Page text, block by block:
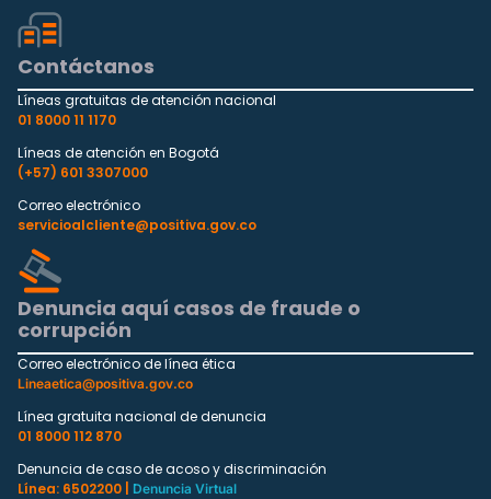
Contáctanos
Líneas gratuitas de atención nacional
01 8000 11 1170
Líneas de atención en Bogotá
(+57) 601 3307000
Correo electrónico
servicioalcliente@positiva.gov.co
Denuncia aquí casos de fraude o
corrupción
Correo electrónico de línea ética
Lineaetica@positiva.gov.co
Línea gratuita nacional de denuncia
01 8000 112 870
Denuncia de caso de acoso y discriminación
Línea: 6502200 |
Denuncia Virtual